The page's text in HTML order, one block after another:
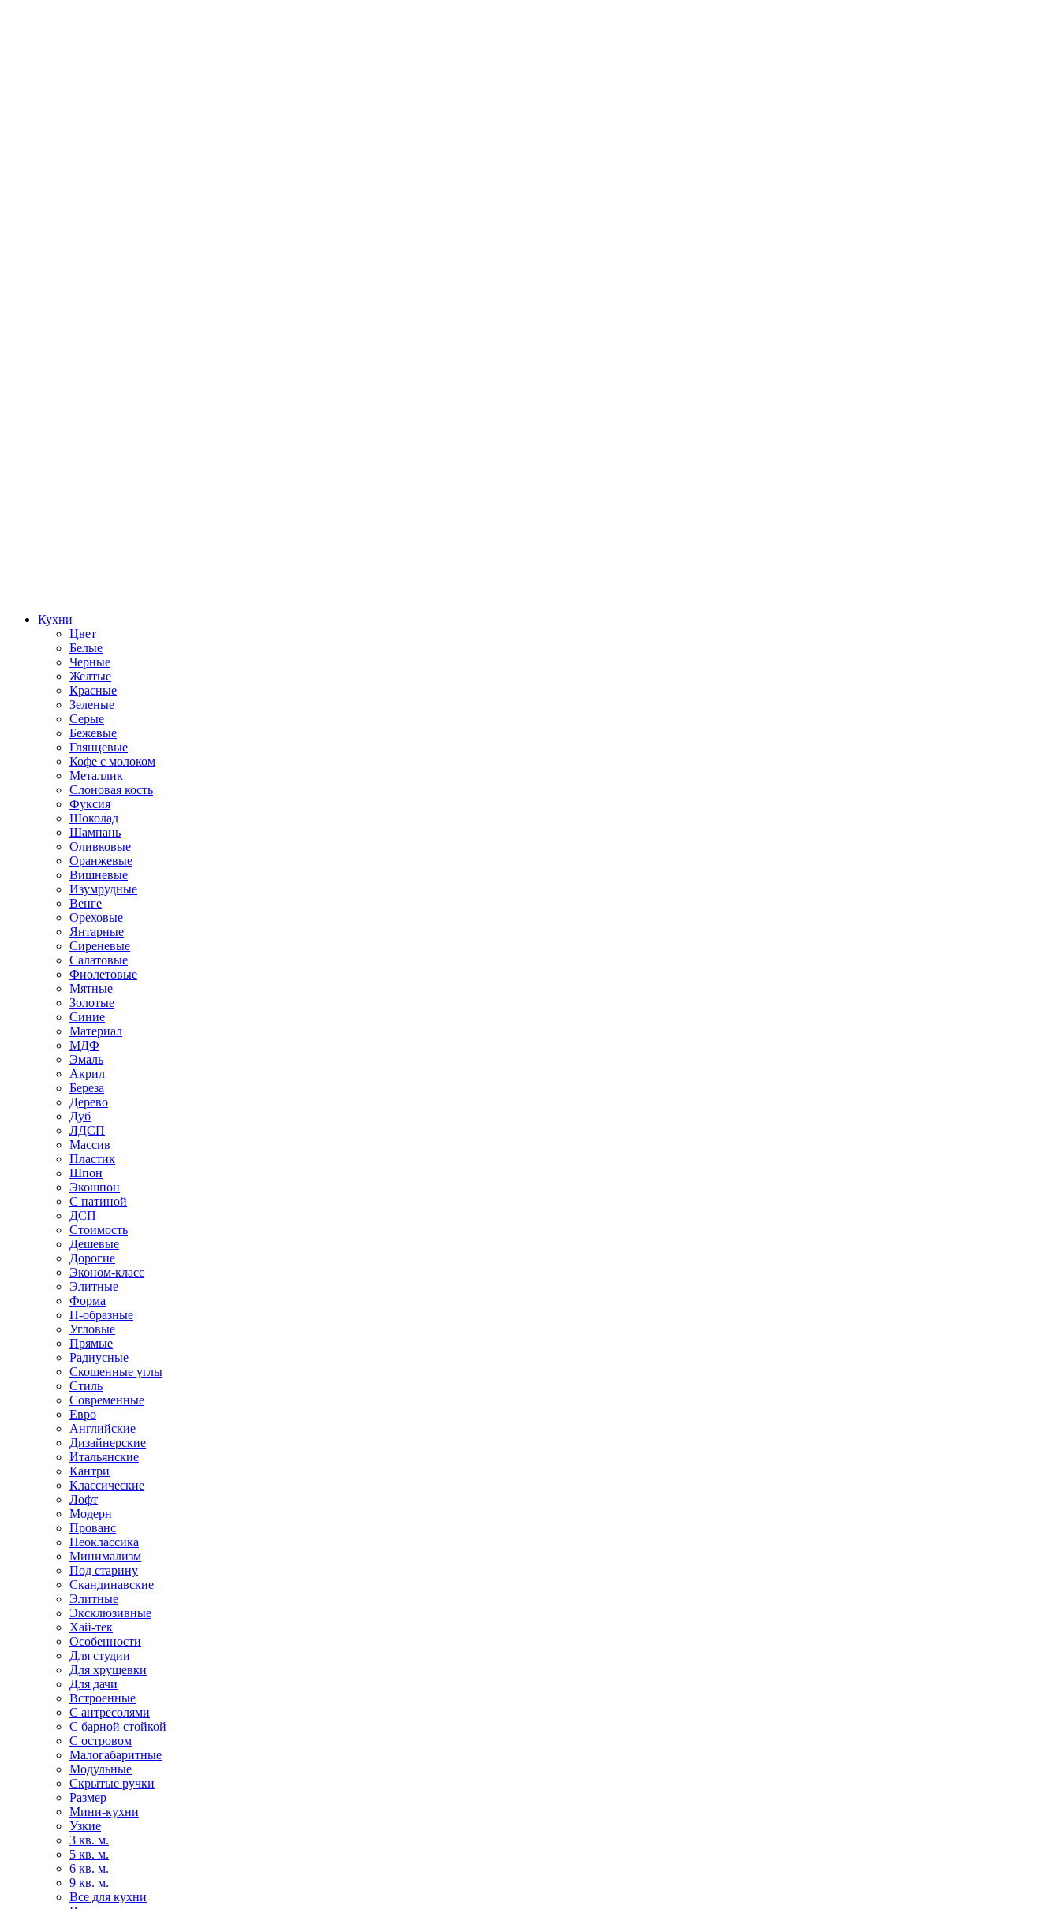
Кухни
Цвет
Белые
Черные
Желтые
Красные
Зеленые
Серые
Бежевые
Глянцевые
Кофе с молоком
Металлик
Слоновая кость
Фуксия
Шоколад
Шампань
Оливковые
Оранжевые
Вишневые
Изумрудные
Венге
Ореховые
Янтарные
Сиреневые
Салатовые
Фиолетовые
Мятные
Золотые
Синие
Материал
МДФ
Эмаль
Акрил
Береза
Дерево
Дуб
ЛДСП
Массив
Пластик
Шпон
Экошпон
С патиной
ДСП
Стоимость
Дешевые
Дорогие
Эконом-класс
Элитные
Форма
П-образные
Угловые
Прямые
Радиусные
Скошенные углы
Стиль
Современные
Евро
Английские
Дизайнерские
Итальянские
Кантри
Классические
Лофт
Модерн
Прованс
Неоклассика
Минимализм
Под старину
Скандинавские
Элитные
Эксклюзивные
Хай-тек
Особенности
Для студии
Для хрущевки
Для дачи
Встроенные
С антресолями
С барной стойкой
С островом
Малогабаритные
Модульные
Скрытые ручки
Размер
Мини-кухни
Узкие
3 кв. м.
5 кв. м.
6 кв. м.
9 кв. м.
Все для кухни